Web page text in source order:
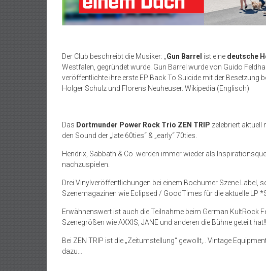
Der Club beschreibt die Musiker: „Gun Barrel ist eine deutsche
Westfalen, gegründet wurde. Gun Barrel wurde von Guido
veröffentlichte ihre erste EP Back To Suicide mit der Besetzung
Holger Schulz und Florens Neuheuser. Wikipedia (Englisch)
Das Dortmunder Power Rock Trio ZEN TRIP zelebriert aktuell
den Sound der „late 60ties“ & „early“ 70ties.
Hendrix, Sabbath & Co .werden immer wieder als
nachzuspielen.
Drei Vinylveröffentlichungen bei einem Bochumer Szene Label,
Szenemagazinen wie Eclipsed / GoodTimes für die aktuelle LP
Erwähnenswert ist auch die Teilnahme beim German KultRock
Szenegrößen wie AXXIS, JANE und anderen die Bühne geteilt
Bei ZEN TRIP ist die „Zeitumstellung“ gewollt,.. Vintage
dazu…